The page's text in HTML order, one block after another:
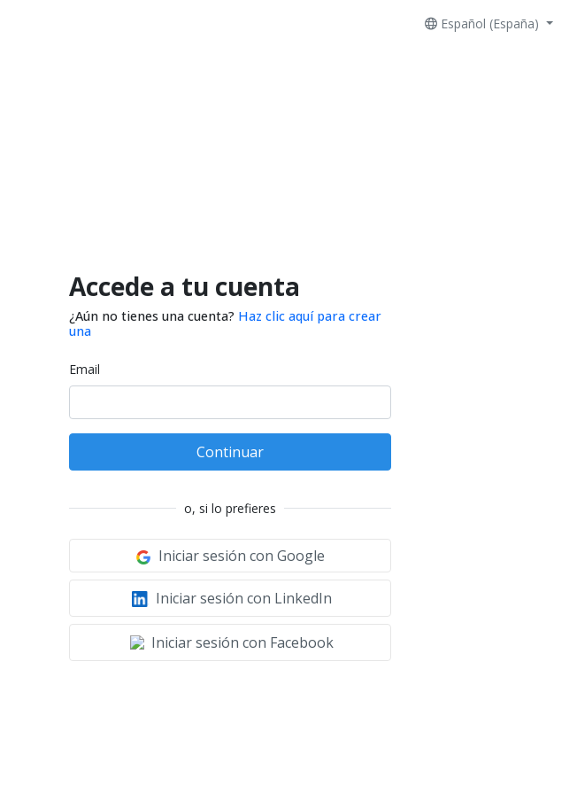
Español (España)
Accede a tu cuenta
¿Aún no tienes una cuenta? Haz clic aquí para crear
una
Email
Continuar
o, si lo prefieres
Iniciar sesión con Google
Iniciar sesión con LinkedIn
Iniciar sesión con Facebook